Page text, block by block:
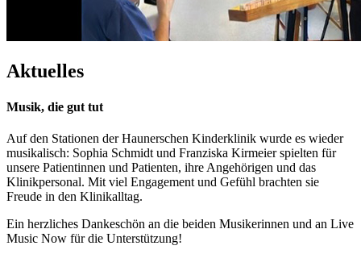
Aktuelles
Musik, die gut tut
Auf den Stationen der Haunerschen Kinderklinik wurde es wieder
musikalisch: Sophia Schmidt und Franziska Kirmeier spielten für
unsere Patientinnen und Patienten, ihre Angehörigen und das
Klinikpersonal. Mit viel Engagement und Gefühl brachten sie
Freude in den Klinikalltag.
Ein herzliches Dankeschön an die beiden Musikerinnen und an Live
Music Now für die Unterstützung!